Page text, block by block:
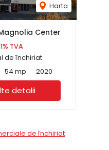
Harta
Center
TVA
de închiriat
54 mp 2020
detalii
de închiriat